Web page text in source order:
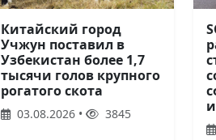
Китайский город
Учжун поставил в
Узбекистан более 1,7
тысячи голов крупного
рогатого скота
03.08.2026 • 3845